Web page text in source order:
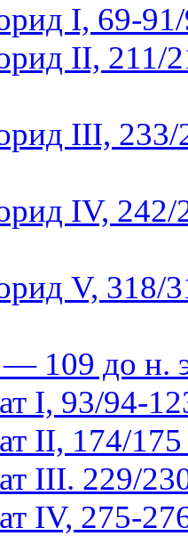
I, 69-91/
II, 211/
III, 233/
IV, 242/
V, 318/
109 до н.
I, 93/94-
II, 174/175
III. 229/
IV, 275-